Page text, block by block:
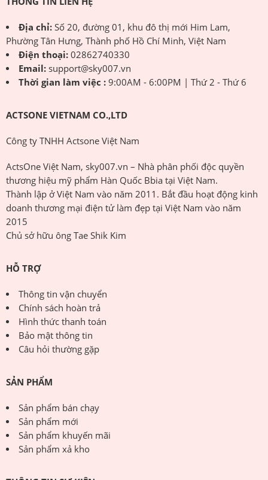
Địa chỉ:Số 20, đường 01, khu đô thị mới Him Lam,
Phường Tân Hưng, Thành phố Hồ Chí Minh, Việt Nam
Điện thoại:02862740330
Email:support@sky007.vn
Thời gian làm việc :9:00AM - 6:00PM | Thứ 2 - Thứ 6
ACTSONE VIETNAM CO.,LTD
Công ty TNHH Actsone Việt Nam
ActsOne Việt Nam, sky007.vn – Nhà phân phối độc quyền
thương hiệu mỹ phẩm Hàn Quốc Bbia tại Việt Nam.
Thành lập ở Việt Nam vào năm 2011. Bắt đầu hoạt động kinh
doanh thương mại điện tử làm đẹp tại Việt Nam vào năm
2015
Chủ sở hữu ông Tae Shik Kim
HỖ TRỢ
Thông tin vận chuyển
Chính sách hoàn trả
Hình thức thanh toán
Bảo mật thông tin
Câu hỏi thường gặp
SẢN PHẨM
Sản phẩm bán chạy
Sản phẩm mới
Sản phẩm khuyến mãi
Sản phẩm xả kho